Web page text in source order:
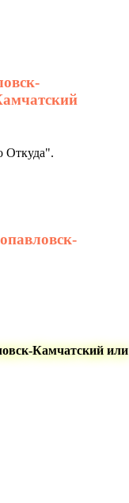
Откуда".
Камчатский или